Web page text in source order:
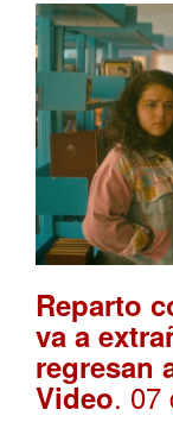
Reparto
va a
regresan
Video. 07